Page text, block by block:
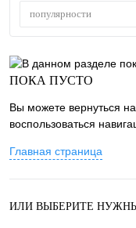
популярности
ПОКА ПУСТО
Вы можете вернуться на
воспользоваться
Главная страница
ИЛИ ВЫБЕРИТЕ